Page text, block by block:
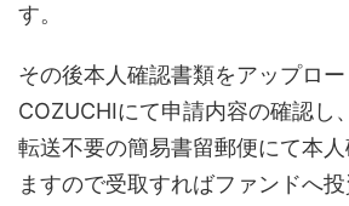
す。
その後本人確認書類をアップロ
COZUCHIにて申請内容の確認し
転送不要の簡易書留郵便にて本
ますので受取すればファンドへ